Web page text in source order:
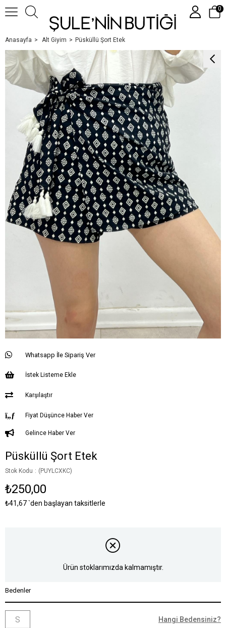
Üye Girişi Üye Ol
0
Anasayfa Alt Giyim Püsküllü Şort Etek
Whatsapp İle Sipariş Ver
İstek Listeme Ekle
Karşılaştır
Fiyat Düşünce Haber Ver
Gelince Haber Ver
Püsküllü Şort Etek
Stok Kodu (PUYLCXKC)
₺250,00
₺41,67`den başlayan taksitlerle
Ürün stoklarımızda kalmamıştır.
Bedenler
S
Hangi Bedensiniz?